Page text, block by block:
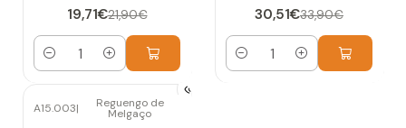
19,71€21,90€
Quantidade
30,51€33,90€
Quantidade
Esgotado
A15.003| Reguengo de
Melgaço